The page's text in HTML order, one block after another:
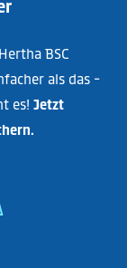
BSC
als das -
es! Jetzt